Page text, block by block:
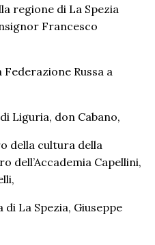
regione di La Spezia
Francesco
Russa a
Liguria, don Cabano,
della cultura della
dell’Accademia Capellini,
La Spezia, Giuseppe